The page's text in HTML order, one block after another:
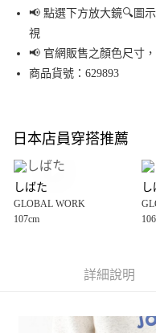
Apple Pay
街口支付
悠遊付
全盈+PAY
大哥付你分期
【大哥付你分期使用說明】
1.本服務由台灣大哥大提供，
2.付款方式選擇「大哥付你分期
3.實際核准額度、可分期數及
4.訂單成立30分鐘內，如未前
【繳款方式說明】
AFTEE先享後付
３．安心：先確認商品／服務
每筆NT$80，滿NT$1,500(
📢 點選下方放大鏡🔍圖
視
📢 官網販售之顏色尺寸
商品貨號：629893
日本店員穿搭推薦
しばた
GLOBAL WORK
107cm
し
詳細說明